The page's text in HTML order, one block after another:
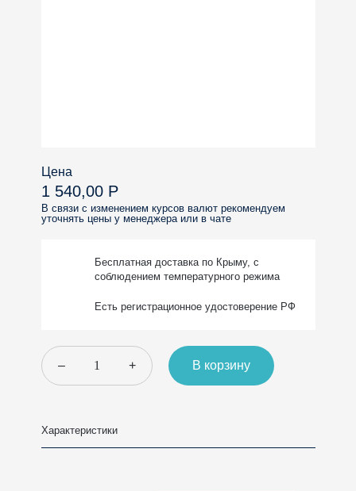
Цена
1 540,00 Р
В связи с изменением курсов валют рекомендуем
уточнять цены у менеджера или в чате
Бесплатная доставка по Крыму, с
соблюдением температурного режима
Есть регистрационное удостоверение РФ
– + В корзину
Характеристики